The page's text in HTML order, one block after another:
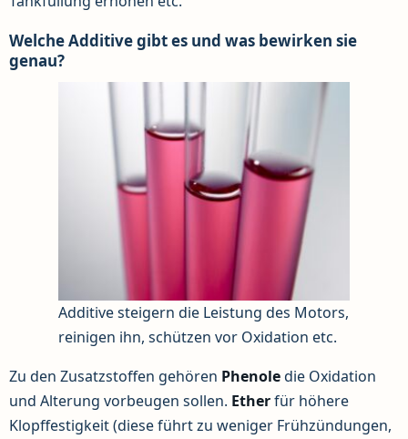
Welche Additive gibt es und was bewirken sie
genau?
Additive steigern die Leistung des Motors,
reinigen ihn, schützen vor Oxidation etc.
Zu den Zusatzstoffen gehören Phenoledie Oxidation
und Alterung vorbeugen sollen. Etherfür höhere
Klopffestigkeit (diese führt zu weniger Frühzündungen,